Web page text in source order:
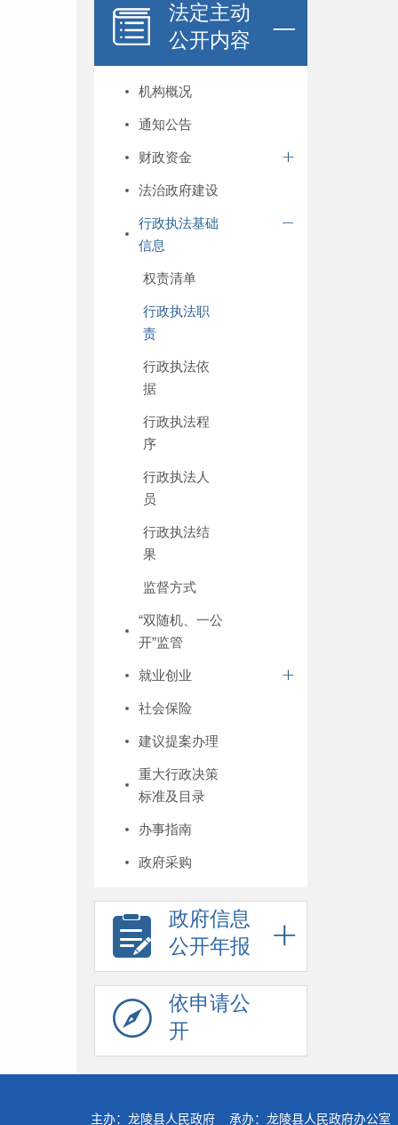
法定主动
公开内容
机构概况
通知公告
财政资金
法治政府建设
行政执法基础
信息
权责清单
行政执法职
责
行政执法依
据
行政执法程
序
行政执法人
员
行政执法结
果
监督方式
“双随机、一公
开”监管
就业创业
社会保险
建议提案办理
重大行政决策
标准及目录
办事指南
政府采购
政府信息
公开年报
依申请公
开